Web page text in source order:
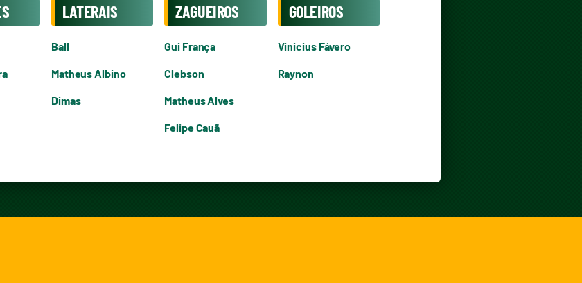
LATERAIS
Ball
Matheus Albino
Dimas
ZAGUEIROS
Gui França
Clebson
Matheus Alves
Felipe Cauã
GOLEIROS
Vinicius Fávero
Raynon